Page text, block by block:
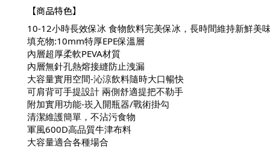
【商品特色】
10-12小時長效保冰 食物飲料完美保冰，長時間維持新鮮美
填充物:10mm特厚EPE保溫層
內層超厚柔軟PEVA材質
內層無針孔熱熔接縫防止洩漏
大容量實用空間-沁涼飲料隨時大口暢快
可肩背可手提設計 兩側舒適提把不勒手
附加實用功能-崁入開瓶器/戰術掛勾
清潔維護簡單，不沾污食物
軍風600D高品質牛津布料
大容量適合各種場合